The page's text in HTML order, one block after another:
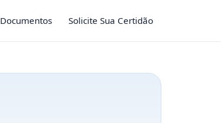
Documentos Solicite Sua Certidão